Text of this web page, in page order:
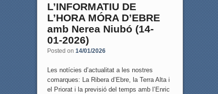
L’INFORMATIU DE
L’HORA MÓRA D’EBRE
amb Nerea Niubó (14-
01-2026)
Posted on 14/01/2026
Les notícies d’actualitat a les nostres
comarques: La Ribera d’Ebre, la Terra Alta i
el Priorat i la previsió del temps amb l’Enric